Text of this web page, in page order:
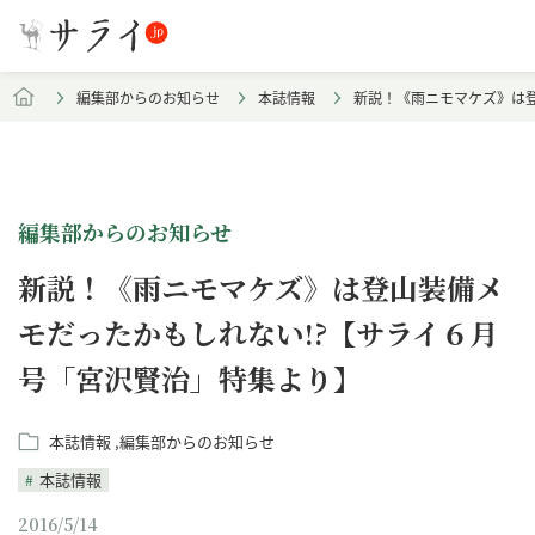
編集部からのお知らせ 本誌情報 新説！《雨ニモマケズ》は
編集部からのお知らせ
新説！《雨ニモマケズ》は登山装備メ
モだったかもしれない!?【サライ６月
号「宮沢賢治」特集より】
本誌情報 編集部からのお知らせ
本誌情報
2016/5/14